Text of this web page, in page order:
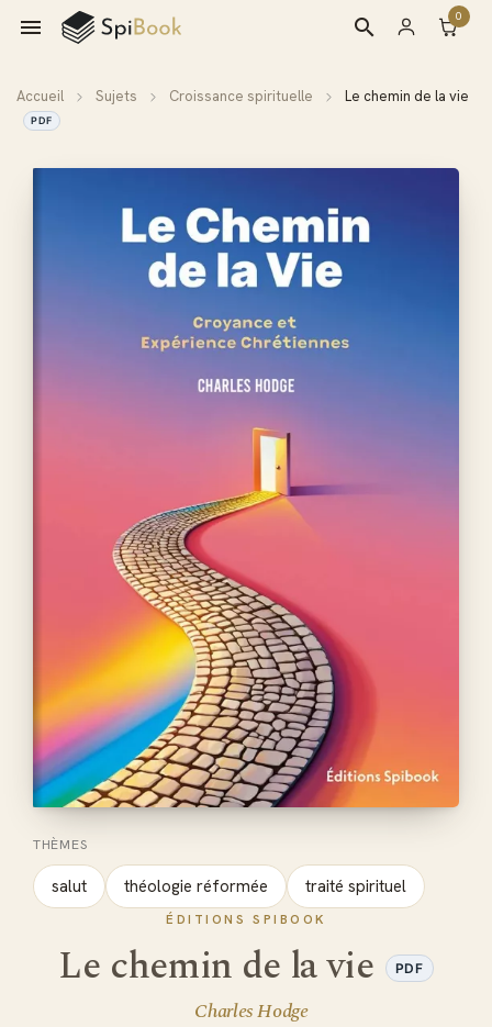
 0
search
Accueil Sujets Croissance spirituelle Le chemin de la vie
PDF
THÈMES
salut théologie réformée traité spirituel
ÉDITIONS SPIBOOK
Le chemin de la vie PDF
Charles Hodge